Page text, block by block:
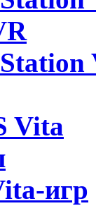
Vita
игр